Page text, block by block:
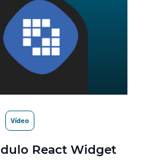
Vídeo
React Widget